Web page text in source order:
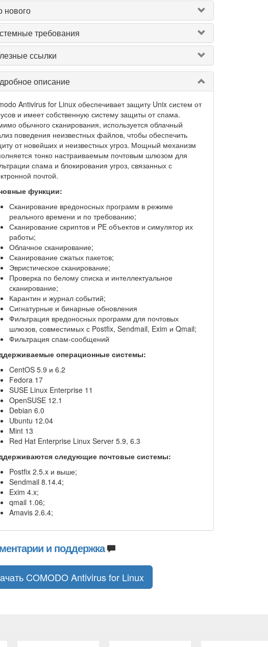
нового
требования
ссылки
описание
Antivirus for Linux обеспечивает защиту Unix систем от
и имеет собственную систему защиты от спама.
обычного сканирования, используется облачный
поведения неизвестных файлов, чтобы обеспечить
от новейших и неизвестных угроз. Мощный механизм
тонко настраиваемым почтовым шлюзом для
спама и блокирования угроз, связанных с
почтой.
функции:
Сканирование вредоносных программ в режиме
реального времени и по требованию;
Сканирование скриптов и PE объектов и симулятор их
работы;
Облачное сканирование;
Сканирование сжатых пакетов;
Эвристическое сканирование;
Проверка по белому списка и интеллектуальное
сканирование;
Карантин и журнал событий;
Сигнатурные и бинарные обновления
Фильтрация вредоносных программ для почтовых
шлюзов, совместимых с Postfix, Sendmail, Exim и Qmail;
Фильтрация спам-сообщений
операционные системы:
CentOS 5.9 и 6.2
Fedora 17
SUSE Linux Enterprise 11
OpenSUSE 12.1
Debian 6.0
Ubuntu 12.04
Mint 13
Red Hat Enterprise Linux Server 5.9, 6.3
следующие почтовые системы:
Postfix 2.5.x и выше;
Sendmail 8.14.4;
Exim 4.x;
qmail 1.06;
Amavis 2.6.4;
и поддержка
COMODO Antivirus for Linux